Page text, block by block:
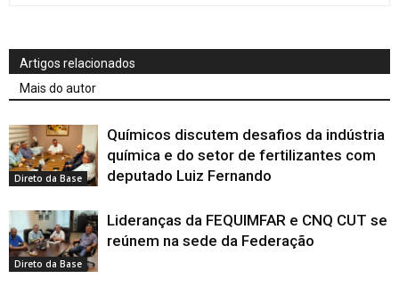
Artigos relacionados
Mais do autor
Direto da Base
Químicos discutem desafios da indústria
química e do setor de fertilizantes com
deputado Luiz Fernando
Direto da Base
Lideranças da FEQUIMFAR e CNQ CUT se
reúnem na sede da Federação